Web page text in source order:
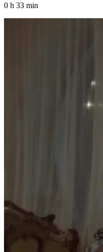
0 h 33 min